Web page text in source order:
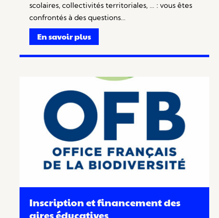
scolaires, collectivités territoriales, … : vous êtes
confrontés à des questions…
En savoir plus
Inscription et financement des
aires éducatives